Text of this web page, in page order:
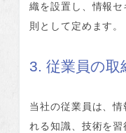
織を設置し、情報
則として定めます。
3. 従業員の取
当社の従業員は、
れる知識、技術を